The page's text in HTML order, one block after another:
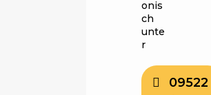
onis
ch
unte
r
09522